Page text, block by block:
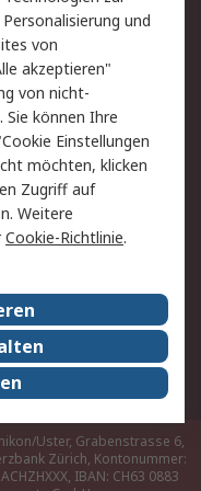
Center
Uster, Grabenstrasse 6,
Zürich, Kontonummer:
IBAN: CH63 0883
und
von
akzeptieren"
von nicht-
Sie können Ihre
Einstellungen
möchten, klicken
Zugriff auf
Weitere
Cookie-Richtlinie.